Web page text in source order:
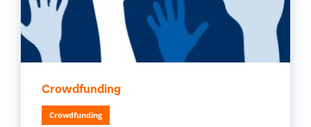
Crowdfunding
Crowdfunding